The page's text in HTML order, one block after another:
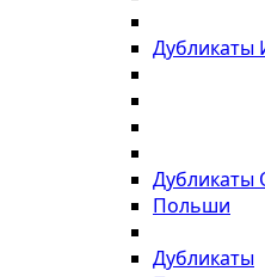
Дубликаты
Дубликаты
Польши
Дубликаты